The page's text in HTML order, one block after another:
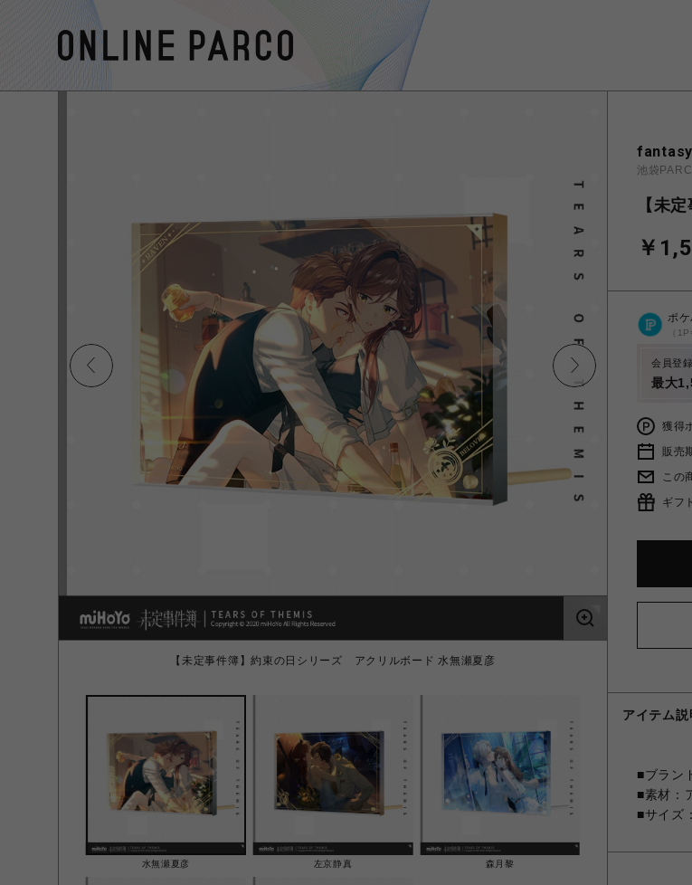
【未定事件簿】約束の日シリーズ アクリルボード 水無瀬夏彦
水無瀬夏彦 左京静真 森月黎
池袋
【未
￥
ポ
（
会員登
最大
獲得
販売
この
ギフ
アイテム
■ブラン
■素材：
■サイズ